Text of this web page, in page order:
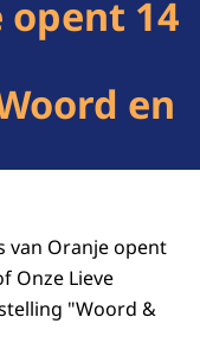
opent 14
en
van Oranje opent
Onze Lieve
"Woord &